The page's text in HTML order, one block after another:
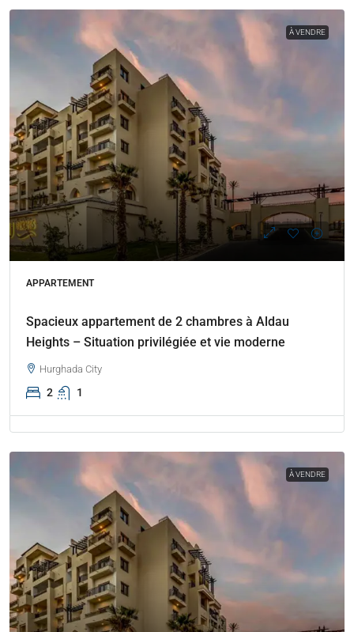
À VENDRE
APPARTEMENT
Spacieux appartement de 2 chambres à Aldau
Heights – Situation privilégiée et vie moderne
Hurghada City
2 1
À VENDRE